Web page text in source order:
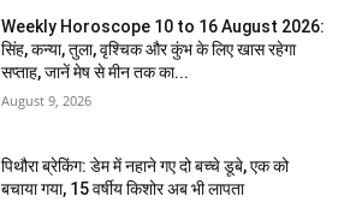
Weekly Horoscope 10 to 16 August 2026:
सिंह, कन्या, तुला, वृश्चिक और कुंभ के लिए खास रहेगा
सप्ताह, जानें मेष से मीन तक का...
August 9, 2026
पिथौरा ब्रेकिंग: डेम में नहाने गए दो बच्चे डूबे, एक को
बचाया गया, 15 वर्षीय किशोर अब भी लापता